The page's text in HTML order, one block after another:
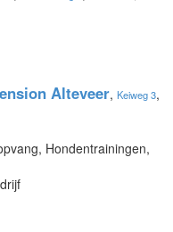
Alteveer, Keiweg 3,
Hondentrainingen,